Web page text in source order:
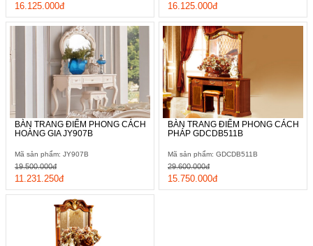
16.125.000đ 16.125.000đ
BÀN TRANG ĐIỂM PHONG CÁCH
HOÀNG GIA JY907B
Mã sản phẩm: JY907B
11.231.250đ
19.500.000đ
BÀN TRANG ĐIỂM PHONG CÁCH
PHÁP GDCDB511B
Mã sản phẩm: GDCDB511B
15.750.000đ
29.600.000đ